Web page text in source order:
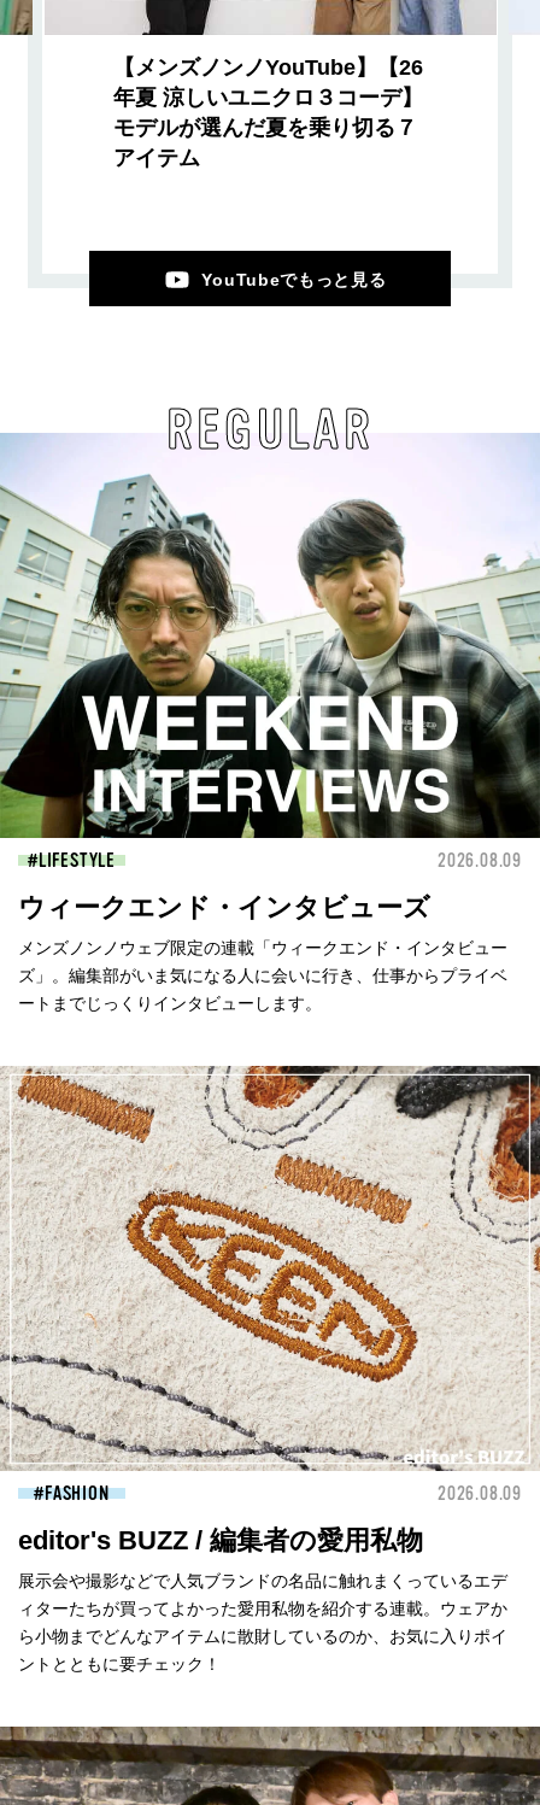
【メンズノンノYouTube】【26
年夏 涼しいユニクロ３コーデ】
モデルが選んだ夏を乗り切る７
アイテム
YouTubeでもっと見る
REGULAR
LIFESTYLE 2026.08.09
ウィークエンド・インタビューズ
メンズノンノウェブ限定の連載「ウィークエンド・インタビュー
ズ」。編集部がいま気になる人に会いに行き、仕事からプライベ
ートまでじっくりインタビューします。
FASHION 2026.08.09
editor's BUZZ / 編集者の愛用私物
展示会や撮影などで人気ブランドの名品に触れまくっているエデ
ィターたちが買ってよかった愛用私物を紹介する連載。ウェアか
ら小物までどんなアイテムに散財しているのか、お気に入りポイ
ントとともに要チェック！